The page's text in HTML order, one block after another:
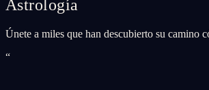
Astrología
Únete a miles que han descubierto su camino
“